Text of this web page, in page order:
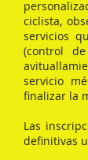
ciclista,
servicios
(control
servicio
finalizar la
Las
definitivas